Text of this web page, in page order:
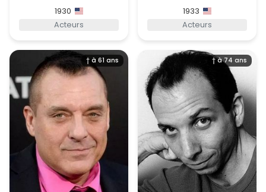
1930
Acteurs
1933
Acteurs
† à 61 ans † à 74 ans